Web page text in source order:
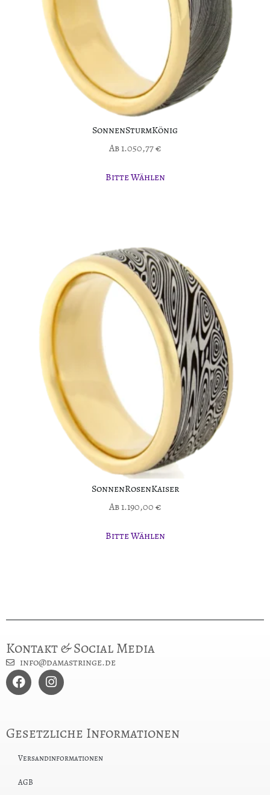
SonnenSturmKönig
Ab1.050,77€
Bitte Wählen
SonnenRosenKaiser
Ab1.190,00€
Bitte Wählen
Kontakt & Social Media
info@damastringe.de
Gesetzliche Informationen
Versandinformationen
AGB